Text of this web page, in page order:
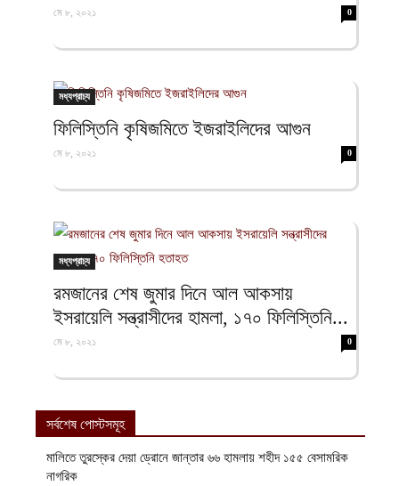
মে ৮, ২০২১ 0
মধ্যপ্রাচ্য
ফিলিস্তিনি কৃষিজমিতে ইজরাইলিদের আগুন
মে ৮, ২০২১ 0
মধ্যপ্রাচ্য
রমজানের শেষ জুমার দিনে আল আকসায়
ইসরায়েলি সন্ত্রাসীদের হামলা, ১৭০ ফিলিস্তিনি...
মে ৮, ২০২১ 0
সর্বশেষ পোস্টসমূহ
মালিতে তুরস্কের দেয়া ড্রোনে জান্তার ৬৬ হামলায় শহীদ ১৫৫ বেসামরিক
নাগরিক